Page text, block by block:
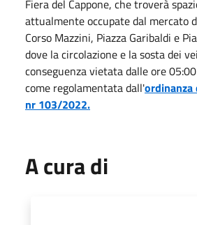
Fiera del Cappone, che troverà
attualmente occupate dal mercato
Corso Mazzini, Piazza Garibaldi e
dove la circolazione e la sosta dei
conseguenza vietata dalle ore
come regolamentata dall'ordinanza
nr 103/2022.
A cura di